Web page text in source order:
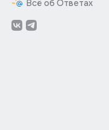
Всё об Ответах